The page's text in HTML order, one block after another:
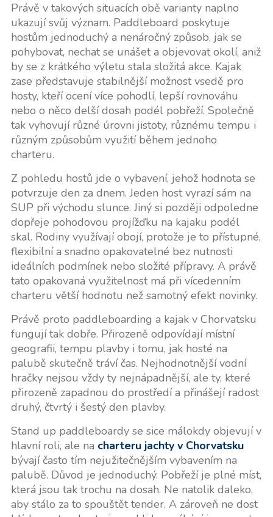
Právě v takových situacích obě varianty naplno
ukazují svůj význam. Paddleboard poskytuje
hostům jednoduchý a nenáročný způsob, jak se
pohybovat, nechat se unášet a objevovat okolí, aniž
by se z krátkého výletu stala složitá akce. Kajak
zase představuje stabilnější možnost vsedě pro
hosty, kteří ocení více pohodlí, lepší rovnováhu
nebo o něco delší dosah podél pobřeží. Společně
tak vyhovují různé úrovni jistoty, různému tempu i
různým způsobům využití během jednoho
charteru.
Z pohledu hostů jde o vybavení, jehož hodnota se
potvrzuje den za dnem. Jeden host vyrazí sám na
SUP při východu slunce. Jiný si později odpoledne
dopřeje pohodovou projížďku na kajaku podél
skal. Rodiny využívají obojí, protože je to přístupné,
flexibilní a snadno opakovatelné bez nutnosti
ideálních podmínek nebo složité přípravy. A právě
tato opakovaná využitelnost má při vícedenním
charteru větší hodnotu než samotný efekt novinky.
Právě proto paddleboarding a kajak v Chorvatsku
fungují tak dobře. Přirozeně odpovídají místní
geografii, tempu plavby i tomu, jak hosté na
palubě skutečně tráví čas. Nejhodnotnější vodní
hračky nejsou vždy ty nejnápadnější, ale ty, které
přirozeně zapadnou do prostředí a přinášejí radost
druhý, čtvrtý i šestý den plavby.
Stand up paddleboardy se sice málokdy objevují v
hlavní roli, ale na charteru jachty v Chorvatsku
bývají často tím nejužitečnějším vybavením na
palubě. Důvod je jednoduchý. Pobřeží je plné míst,
která jsou tak trochu na dosah. Ne natolik daleko,
aby stálo za to spouštět tender. A zároveň ne dost